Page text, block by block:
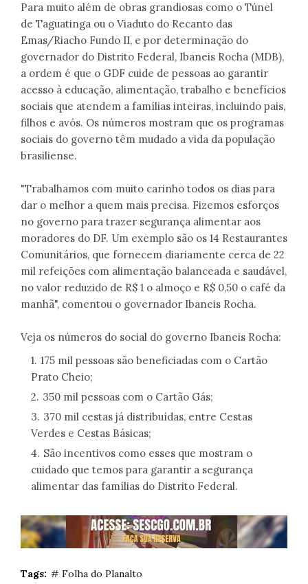
Para muito além de obras grandiosas como o Túnel
de Taguatinga ou o Viaduto do Recanto das
Emas/Riacho Fundo II, e por determinação do
governador do Distrito Federal, Ibaneis Rocha (MDB),
a ordem é que o GDF cuide de pessoas ao garantir
acesso à educação, alimentação, trabalho e benefícios
sociais que atendem a famílias inteiras, incluindo pais,
filhos e avós. Os números mostram que os programas
sociais do governo têm mudado a vida da população
brasiliense.
"Trabalhamos com muito carinho todos os dias para
dar o melhor a quem mais precisa. Fizemos esforços
no governo para trazer segurança alimentar aos
moradores do DF. Um exemplo são os 14 Restaurantes
Comunitários, que fornecem diariamente cerca de 22
mil refeições com alimentação balanceada e saudável,
no valor reduzido de R$ 1 o almoço e R$ 0,50 o café da
manhã", comentou o governador Ibaneis Rocha.
Veja os números do social do governo Ibaneis Rocha:
175 mil pessoas são beneficiadas com o Cartão
Prato Cheio;
350 mil pessoas com o Cartão Gás;
370 mil cestas já distribuídas, entre Cestas
Verdes e Cestas Básicas;
São incentivos como esses que mostram o
cuidado que temos para garantir a segurança
alimentar das famílias do Distrito Federal.
Tags: # Folha do Planalto